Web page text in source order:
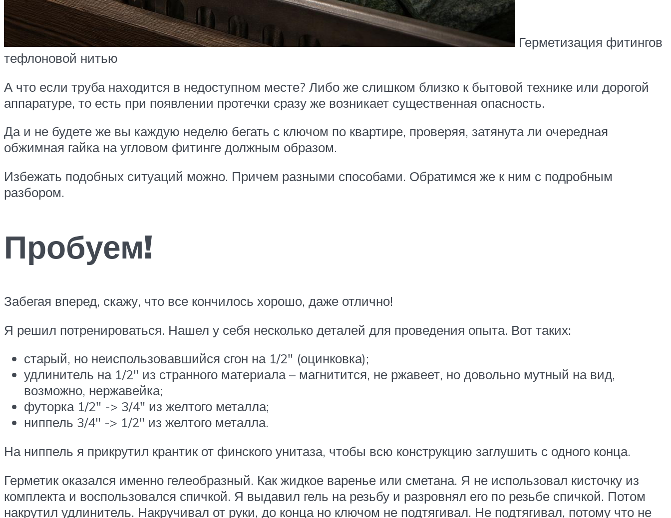
Герметизация фитингов
тефлоновой нитью
А что если труба находится в недоступном месте? Либо же слишком близко к бытовой технике или дорогой
аппаратуре, то есть при появлении протечки сразу же возникает существенная опасность.
Да и не будете же вы каждую неделю бегать с ключом по квартире, проверяя, затянута ли очередная
обжимная гайка на угловом фитинге должным образом.
Избежать подобных ситуаций можно. Причем разными способами. Обратимся же к ним с подробным
разбором.
Пробуем!
Забегая вперед, скажу, что все кончилось хорошо, даже отлично!
Я решил потренироваться. Нашел у себя несколько деталей для проведения опыта. Вот таких:
старый, но неиспользовавшийся сгон на 1/2″ (оцинковка);
удлинитель на 1/2″ из странного материала – магнитится, не ржавеет, но довольно мутный на вид,
возможно, нержавейка;
футорка 1/2″ -> 3/4″ из желтого металла;
ниппель 3/4″ -> 1/2″ из желтого металла.
На ниппель я прикрутил крантик от финского унитаза, чтобы всю конструкцию заглушить с одного конца.
Герметик оказался именно гелеобразный. Как жидкое варенье или сметана. Я не использовал кисточку из
комплекта и воспользовался спичкой. Я выдавил гель на резьбу и разровнял его по резьбе спичкой. Потом
накрутил удлинитель. Накручивал от руки, до конца но ключом не подтягивал. Не подтягивал, потому что не